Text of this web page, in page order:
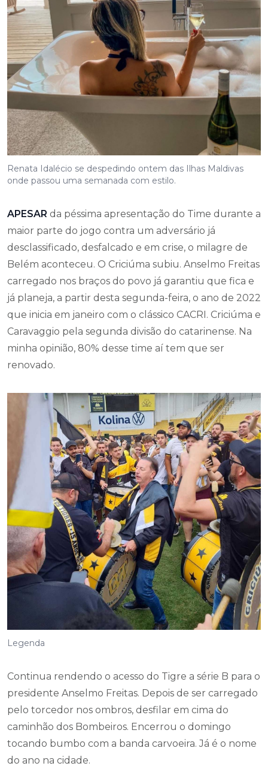
Renata Idalécio se despedindo ontem das Ilhas Maldivas
onde passou uma semanada com estilo.
APESAR da péssima apresentação do Time durante a
maior parte do jogo contra um adversário já
desclassificado, desfalcado e em crise, o milagre de
Belém aconteceu. O Criciúma subiu. Anselmo Freitas
carregado nos braços do povo já garantiu que fica e
já planeja, a partir desta segunda-feira, o ano de 2022
que inicia em janeiro com o clássico CACRI. Criciúma e
Caravaggio pela segunda divisão do catarinense. Na
minha opinião, 80% desse time aí tem que ser
renovado.
Legenda
Continua rendendo o acesso do Tigre a série B para o
presidente Anselmo Freitas. Depois de ser carregado
pelo torcedor nos ombros, desfilar em cima do
caminhão dos Bombeiros. Encerrou o domingo
tocando bumbo com a banda carvoeira. Já é o nome
do ano na cidade.